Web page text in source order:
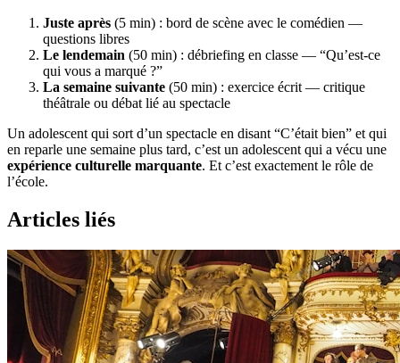
Juste après (5 min) : bord de scène avec le comédien —
questions libres
Le lendemain (50 min) : débriefing en classe — “Qu’est-ce
qui vous a marqué ?”
La semaine suivante (50 min) : exercice écrit — critique
théâtrale ou débat lié au spectacle
Un adolescent qui sort d’un spectacle en disant “C’était bien” et qui
en reparle une semaine plus tard, c’est un adolescent qui a vécu une
expérience culturelle marquante. Et c’est exactement le rôle de
l’école.
Articles liés